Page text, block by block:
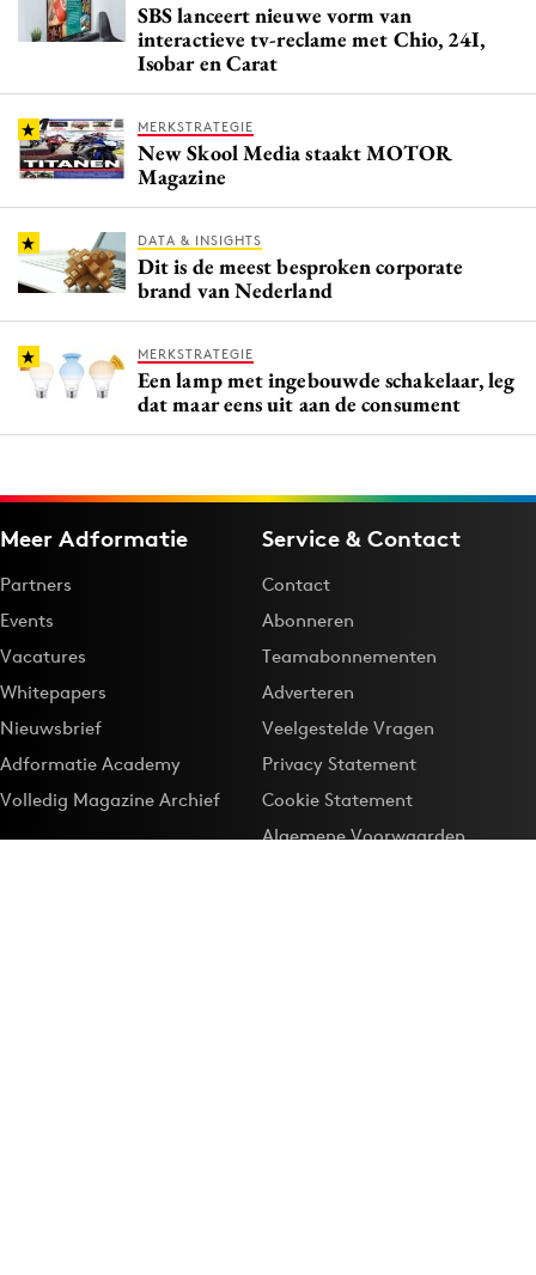
SBS lanceert nieuwe vorm van
interactieve tv-reclame met Chio, 24I,
Isobar en Carat
MERKSTRATEGIE
New Skool Media staakt MOTOR
Magazine
DATA & INSIGHTS
Dit is de meest besproken corporate
brand van Nederland
MERKSTRATEGIE
Een lamp met ingebouwde schakelaar, leg
dat maar eens uit aan de consument
Meer Adformatie
Partners
Events
Vacatures
Whitepapers
Nieuwsbrief
Adformatie Academy
Volledig Magazine Archief
Service & Contact
Contact
Abonneren
Teamabonnementen
Adverteren
Veelgestelde Vragen
Privacy Statement
Cookie Statement
Algemene Voorwaarden